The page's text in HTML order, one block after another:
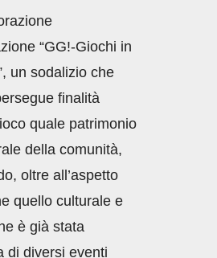
“GG!-Giochi in
un sodalizio che
finalità
quale patrimonio
della comunità,
oltre all’aspetto
quello culturale e
è già stata
di diversi eventi